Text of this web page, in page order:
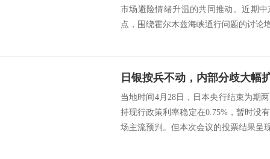
市场避险情绪升温的共同推动。近期
点，围绕霍尔木兹海峡通行问题的讨论
日银按兵不动，内部分歧大幅
当地时间4月28日，日本央行结束为期
持现行政策利率稳定在0.75%，暂时没
场主流预判。但本次会议的投票结果呈